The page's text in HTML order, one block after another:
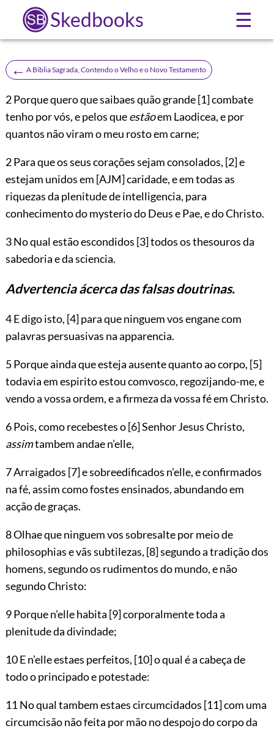
Skedbooks ☰
← A Biblia Sagrada, Contendo o Velho e o Novo Testamento
2Porque quero que saibaes quão grande[1]combate
tenho por vós, e pelos queestãoem Laodicea, e por
quantos não viram o meu rosto em carne;
2 Para que os seus corações sejam consolados, [2]e
estejam unidos em [AJM]caridade, e em todas as
riquezas da plenitude de intelligencia, para
conhecimento do mysterio do Deus e Pae, e do Christo.
3 No qual estão escondidos [3]todos os thesouros da
sabedoria e da sciencia.
Advertencia ácerca das falsas doutrinas.
4 E digo isto, [4]para que ninguem vos engane com
palavras persuasivas na apparencia.
5 Porque ainda que esteja ausente quanto ao corpo, [5]
todavia em espirito estou comvosco, regozijando-me, e
vendo a vossa ordem, e a firmeza da vossa fé em Christo.
6 Pois, como recebestes o[6]Senhor Jesus Christo,
assimtambem andae n’elle,
7 Arraigados [7]e sobreedificados n’elle, e confirmados
na fé, assim como fostes ensinados, abundando em
acção de graças.
8 Olhae que ninguem vos sobresalte por meio de
philosophias e vãs subtilezas, [8]segundo a tradição dos
homens, segundo os rudimentos do mundo, e não
segundo Christo:
9 Porque n’elle habita [9]corporalmente toda a
plenitude da divindade;
10 E n’elle estaes perfeitos, [10]o qual é a cabeça de
todo o principado e potestade:
11 No qual tambem estaes circumcidados [11]com uma
circumcisão não feita por mão no despojo do corpo da